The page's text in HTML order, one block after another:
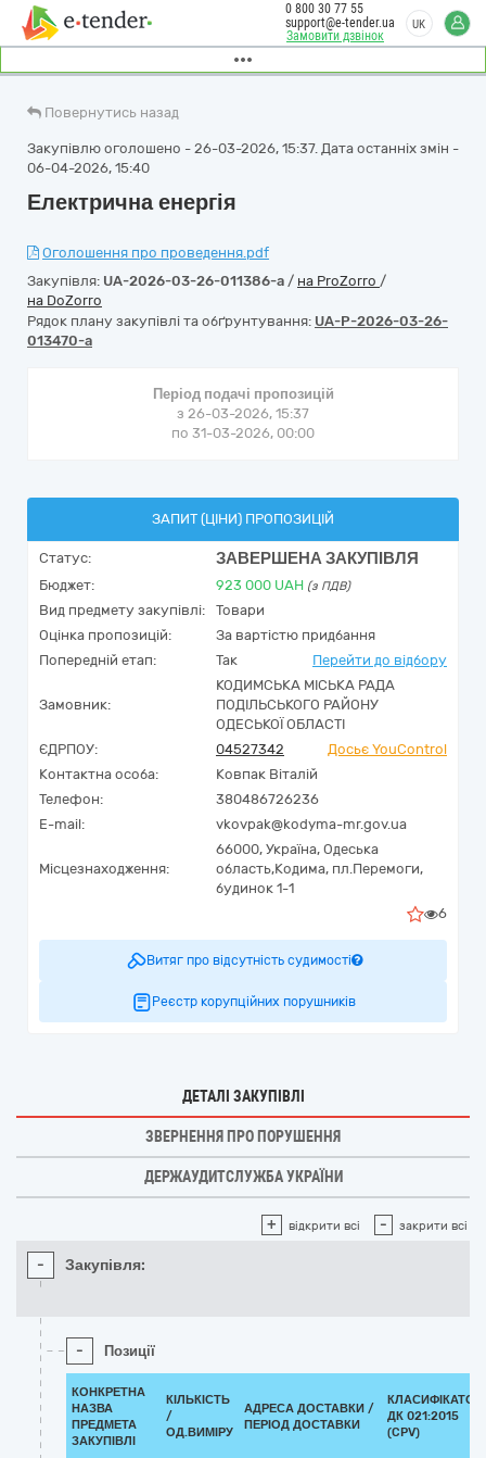
Замовити дзвінок
0 800 30 77 55
support@e-tender.ua
UK
Повернутись назад
Закупівлю оголошено - 26-03-2026, 15:37. Дата останніх змін -
06-04-2026, 15:40
Електрична енергія
Оголошення про проведення.pdf
Закупівля: UA-2026-03-26-011386-a / на ProZorro /
на DoZorro
Рядок плану закупівлі та обґрунтування: UA-P-2026-03-26-
013470-a
Період подачі пропозицій
з 26-03-2026, 15:37
по 31-03-2026, 00:00
ЗАПИТ (ЦІНИ) ПРОПОЗИЦІЙ
Статус: ЗАВЕРШЕНА ЗАКУПІВЛЯ
Бюджет: 923 000 UAH (з ПДВ)
Вид предмету закупівлі:
Товари
Оцінка пропозицій:
За вартістю придбання
Попередній етап:
Так Перейти до відбору
Замовник:
КОДИМСЬКА МІСЬКА РАДА
ПОДІЛЬСЬКОГО РАЙОНУ
ОДЕСЬКОЇ ОБЛАСТІ
ЄДРПОУ:
04527342
Досьє YouControl
Контактна особа:
Ковпак Віталій
Телефон:
380486726236
E-mail:
vkovpak@kodyma-mr.gov.ua
Місцезнаходження:
66000, Україна, Одеська
область,Кодима, пл.Перемоги,
будинок 1-1
6
Витяг про відсутність судимості
Реєстр корупційних порушників
ДЕТАЛІ ЗАКУПІВЛІ
ЗВЕРНЕННЯ ПРО ПОРУШЕННЯ
ДЕРЖАУДИТСЛУЖБА УКРАЇНИ
+ відкрити всі - закрити всі
- Закупівля:
- Позиції
КОНКРЕТНА
НАЗВА
ПРЕДМЕТА
ЗАКУПІВЛІ
КІЛЬКІСТЬ
/
ОД.ВИМІРУ
АДРЕСА ДОСТАВКИ /
ПЕРІОД ДОСТАВКИ
КЛАСИФІКАТОР
ДК 021:2015
(CPV)